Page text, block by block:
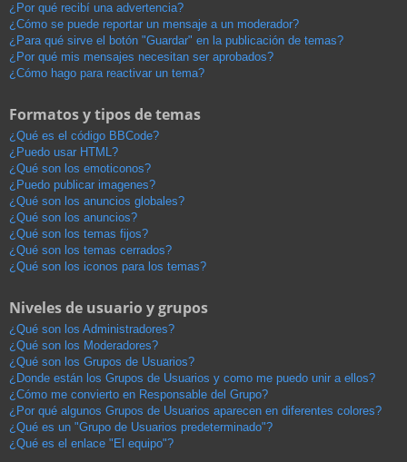
¿Por qué recibí una advertencia?
¿Cómo se puede reportar un mensaje a un moderador?
¿Para qué sirve el botón "Guardar" en la publicación de temas?
¿Por qué mis mensajes necesitan ser aprobados?
¿Cómo hago para reactivar un tema?
Formatos y tipos de temas
¿Qué es el código BBCode?
¿Puedo usar HTML?
¿Qué son los emoticonos?
¿Puedo publicar imagenes?
¿Qué son los anuncios globales?
¿Qué son los anuncios?
¿Qué son los temas fijos?
¿Qué son los temas cerrados?
¿Qué son los iconos para los temas?
Niveles de usuario y grupos
¿Qué son los Administradores?
¿Qué son los Moderadores?
¿Qué son los Grupos de Usuarios?
¿Donde están los Grupos de Usuarios y como me puedo unir a ellos?
¿Cómo me convierto en Responsable del Grupo?
¿Por qué algunos Grupos de Usuarios aparecen en diferentes colores?
¿Qué es un "Grupo de Usuarios predeterminado"?
¿Qué es el enlace "El equipo"?